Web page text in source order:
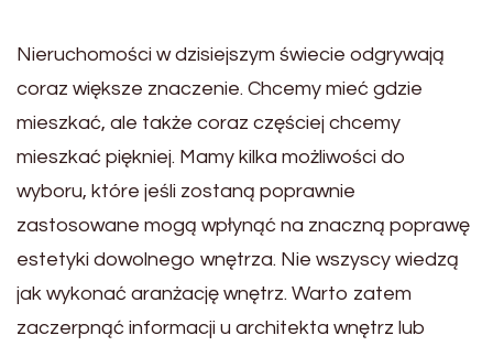
Nieruchomości w dzisiejszym świecie odgrywają
coraz większe znaczenie. Chcemy mieć gdzie
mieszkać, ale także coraz częściej chcemy
mieszkać piękniej. Mamy kilka możliwości do
wyboru, które jeśli zostaną poprawnie
zastosowane mogą wpłynąć na znaczną poprawę
estetyki dowolnego wnętrza. Nie wszyscy wiedzą
jak wykonać aranżację wnętrz. Warto zatem
zaczerpnąć informacji u architekta wnętrz lub